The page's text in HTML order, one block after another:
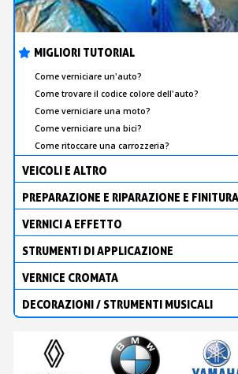
MIGLIORI TUTORIAL
Come verniciare un'auto?
Come trovare il codice colore dell'auto?
Come verniciare una moto?
Come verniciare una bici?
Come ritoccare una carrozzeria?
VEICOLI E ALTRO
PREPARAZIONE E RIPARAZIONE E
VERNICI A EFFETTO
STRUMENTI DI APPLICAZIONE
VERNICE CROMATA
DECORAZIONI / STRUMENTI MUSICALI